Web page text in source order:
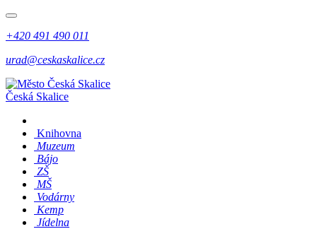
+420 491 490 011
urad@ceskaskalice.cz
Česká Skalice
Knihovna
Muzeum
Bájo
ZŠ
MŠ
Vodárny
Kemp
Jídelna